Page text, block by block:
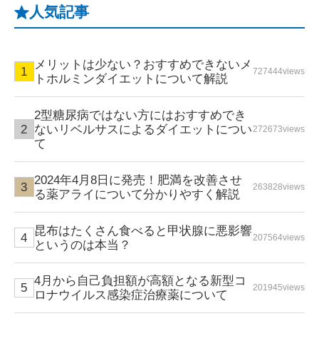
人気記事
メリットは少ない？おすすめできないメ
トホルミンダイエットについて解説
727444views
2型糖尿病ではない方にはおすすめでき
ないリベルサスによるダイエットについ
て
272673views
2024年4月8日に発売！肥満を改善させ
る薬アライについて分かりやすく解説
263828views
昆布はたくさん食べると甲状腺に悪影響
というのは本当？
207564views
4月から自己負担額が高額となる新型コ
ロナウイルス感染症治療薬について
201945views